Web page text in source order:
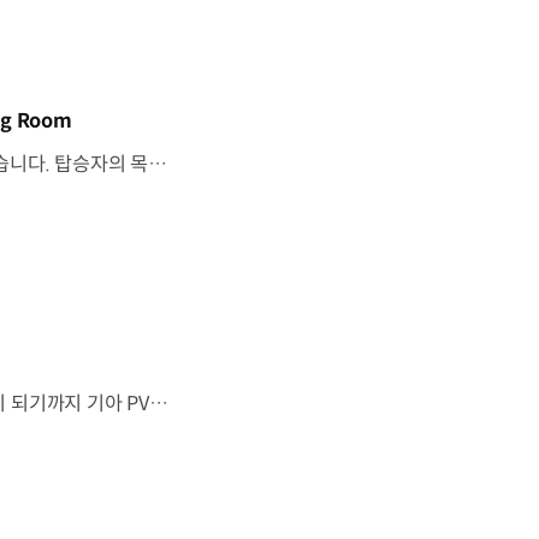
Room
기아 PV5 WAV는 교통약자의 일상을 기준으로이동 과정을 다시 설계했습니다. 탑승자의 목적에 맞게 확장되는 모빌리티, PV5 WAV 개발 스토리를 영상으로 확인해 보세요. #현대자동차그룹 #TheMovingRoom #기아 #PV5 #PV5WAV #PBV #목적기반모빌리티
“이 방이 통째로 움직였으면 좋겠다”그림 속에서만 그리던 여행이 현실이 되기까지 기아 PV5 WAV는 필요한 의료 장비를 싣고가족과 한 공간에서 함께 떠날 수 있도록이동의 경험을 다시 설계했습니다. 같은 풍경을 보고, 같은 순간을 나누는 일현대자동차그룹은 모두를 위한 이동을 만들어갑니다. #현대자동차그룹 #TheMovingRoom #PV5 #기아 #목적기반모빌리티 #PV5WAV #PBV